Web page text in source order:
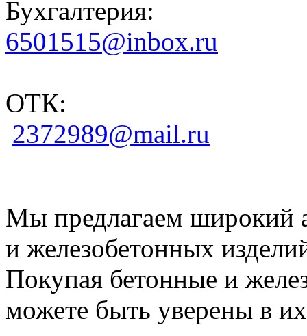
Бухгалтерия:
6501515@inbox.ru
ОТК:
2372989@mail.ru
Мы предлагаем широкий
и железобетонных
Покупая бетонные и
можете быть уверены в их